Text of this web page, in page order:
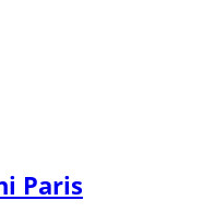
Paris